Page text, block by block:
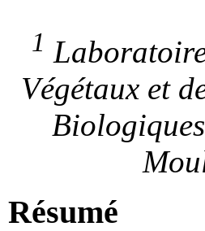
1
Végétaux et
Résumé